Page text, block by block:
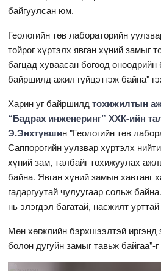
байгуулсан юм.
Геологийн төв лабораторийн
тойрог хүртэлх явган хүний замыг
багцад хуваасан бөгөөд өнөөдрийн
байршилд ажил гүйцэтгэж байна"
Харин уг байршилдтохижилтын
“Бадрах инженеринг” ХХК-ийн
Э.Энхтүвшин "Геологийн төв
Саппорогийн уулзвар хүртэлх
хүний зам, талбайг тохижуулах
байна. Явган хүний замын хавтанг
гадаргуутай чулуугаар сольж
нь элэгдэл багатай, насжилт
Мөн хөгжлийн бэрхшээлтэй иргэнд
болон дугуйн замыг тавьж байгаа"-